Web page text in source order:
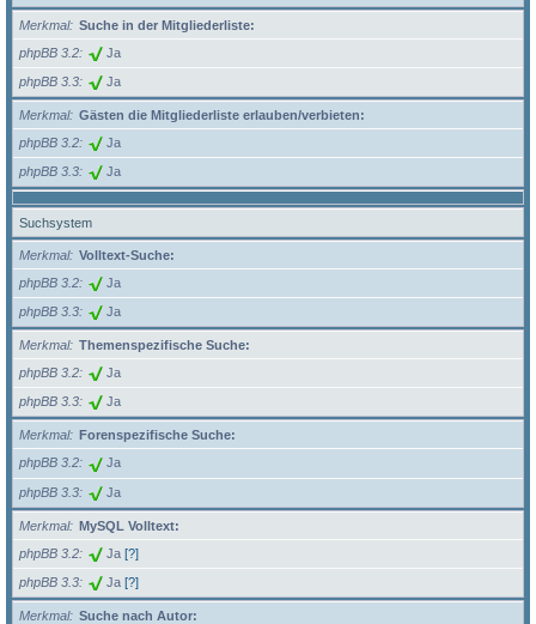
Merkmal
Suche in der Mitgliederliste:
phpBB 3.2
Ja
phpBB 3.3 Ja
Merkmal
Gästen die Mitgliederliste erlauben/verbieten:
phpBB 3.2
Ja
phpBB 3.3 Ja
Suchsystem
Merkmal
Volltext-Suche:
phpBB 3.2
Ja
phpBB 3.3 Ja
Merkmal
Themenspezifische Suche:
phpBB 3.2
Ja
phpBB 3.3 Ja
Merkmal
Forenspezifische Suche:
phpBB 3.2
Ja
phpBB 3.3 Ja
Merkmal
MySQL Volltext:
phpBB 3.2
Ja [?]
phpBB 3.3 Ja [?]
Merkmal
Suche nach Autor: